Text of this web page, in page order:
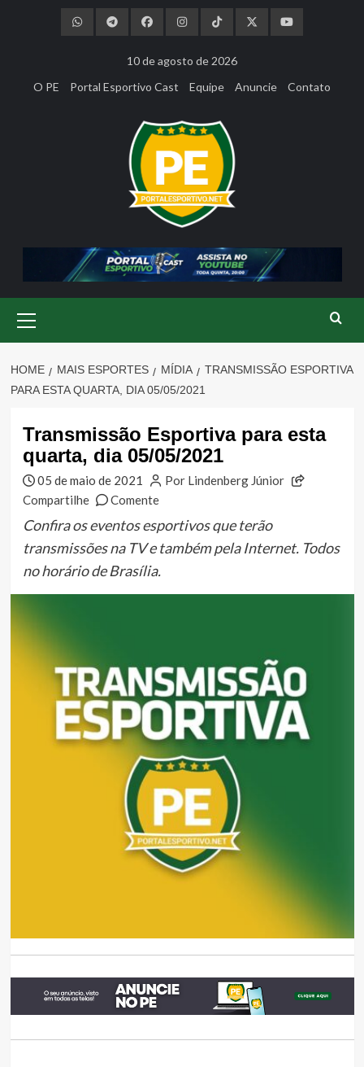
10 de agosto de 2026
O PE
Portal Esportivo Cast Equipe Anuncie Contato
Menu
HOME MAIS ESPORTES MÍDIA
TRANSMISSÃO ESPORTIVA
PARA ESTA QUARTA, DIA 05/05/2021
Transmissão Esportiva para esta
quarta, dia 05/05/2021
05 de maio de 2021
Por Lindenberg Júnior
Compartilhe
Comente
Confira os eventos esportivos que terão
transmissões na TV e também pela Internet. Todos
no horário de Brasília.